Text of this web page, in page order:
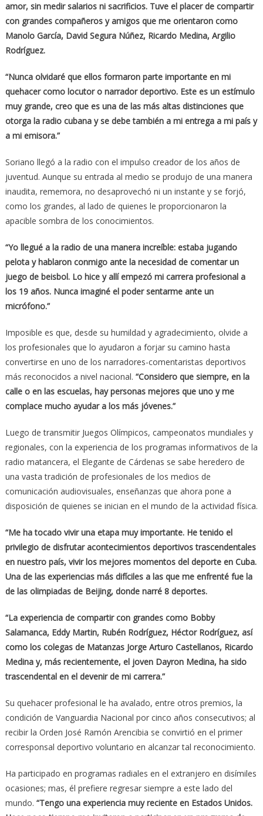
amor, sin medir salarios ni sacrificios. Tuve el placer de compartir
con grandes compañeros y amigos que me orientaron como
Manolo García, David Segura Núñez, Ricardo Medina, Argilio
Rodríguez.
“Nunca olvidaré que ellos formaron parte importante en mi
quehacer como locutor o narrador deportivo. Este es un estímulo
muy grande, creo que es una de las más altas distinciones que
otorga la radio cubana y se debe también a mi entrega a mi país y
a mi emisora.”
Soriano llegó a la radio con el impulso creador de los años de
juventud. Aunque su entrada al medio se produjo de una manera
inaudita, rememora, no desaprovechó ni un instante y se forjó,
como los grandes, al lado de quienes le proporcionaron la
apacible sombra de los conocimientos.
“Yo llegué a la radio de una manera increíble: estaba jugando
pelota y hablaron conmigo ante la necesidad de comentar un
juego de beisbol. Lo hice y allí empezó mi carrera profesional a
los 19 años. Nunca imaginé el poder sentarme ante un
micrófono.”
Imposible es que, desde su humildad y agradecimiento, olvide a
los profesionales que lo ayudaron a forjar su camino hasta
convertirse en uno de los narradores-comentaristas deportivos
más reconocidos a nivel nacional. “Considero que siempre, en la
calle o en las escuelas, hay personas mejores que uno y me
complace mucho ayudar a los más jóvenes.”
Luego de transmitir Juegos Olímpicos, campeonatos mundiales y
regionales, con la experiencia de los programas informativos de la
radio matancera, el Elegante de Cárdenas se sabe heredero de
una vasta tradición de profesionales de los medios de
comunicación audiovisuales, enseñanzas que ahora pone a
disposición de quienes se inician en el mundo de la actividad física.
“Me ha tocado vivir una etapa muy importante. He tenido el
privilegio de disfrutar acontecimientos deportivos trascendentales
en nuestro país, vivir los mejores momentos del deporte en Cuba.
Una de las experiencias más difíciles a las que me enfrenté fue la
de las olimpiadas de Beijing, donde narré 8 deportes.
“La experiencia de compartir con grandes como Bobby
Salamanca, Eddy Martin, Rubén Rodríguez, Héctor Rodríguez, así
como los colegas de Matanzas Jorge Arturo Castellanos, Ricardo
Medina y, más recientemente, el joven Dayron Medina, ha sido
trascendental en el devenir de mi carrera.”
Su quehacer profesional le ha avalado, entre otros premios, la
condición de Vanguardia Nacional por cinco años consecutivos; al
recibir la Orden José Ramón Arencibia se convirtió en el primer
corresponsal deportivo voluntario en alcanzar tal reconocimiento.
Ha participado en programas radiales en el extranjero en disímiles
ocasiones; mas, él prefiere regresar siempre a este lado del
mundo. “Tengo una experiencia muy reciente en Estados Unidos.